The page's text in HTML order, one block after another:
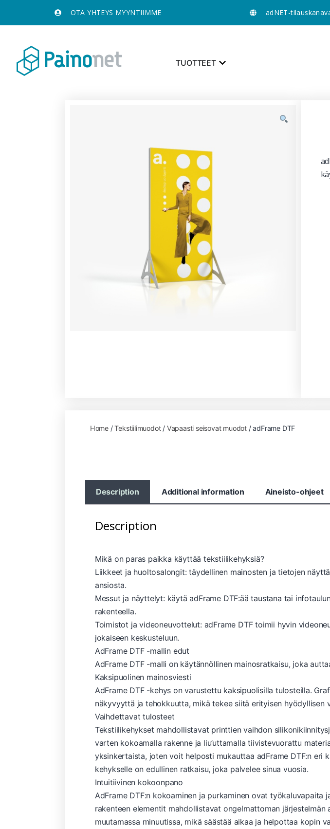
OTA YHTEYS MYYNTIIMME adNET-
TUOTTEET
Home/Tekstiilimuodot/ Vapaasti seisovat muodot/ adFrame DTF
Description Additional information Aineisto-ohjeet
Description
Mikä on paras paikka käyttää tekstiilikehyksiä?
Liikkeet ja huoltosalongit: täydellinen mainosten ja tietojen
ansiosta.
Messut ja näyttelyt: käytä adFrame DTF:ää taustana tai
rakenteella.
Toimistot ja videoneuvottelut: adFrame DTF toimii hyvin
jokaiseen keskusteluun.
AdFrame DTF -mallin edut
AdFrame DTF -malli on käytännöllinen mainosratkaisu, joka
Kaksipuolinen mainosviesti
AdFrame DTF -kehys on varustettu kaksipuolisilla tulosteilla.
näkyvyyttä ja tehokkuutta, mikä tekee siitä erityisen hyödyllisen
Vaihdettavat tulosteet
Tekstiilikehykset mahdollistavat printtien vaihdon
varten kokoamalla rakenne ja liu’uttamalla tiivistevuorattu
yksinkertaista, joten voit helposti mukauttaa adFrame DTF:n eri
kehykselle on edullinen ratkaisu, joka palvelee sinua vuosia.
Intuitiivinen kokoonpano
AdFrame DTF:n kokoaminen ja purkaminen ovat
rakenteen elementit mahdollistavat ongelmattoman
muutamassa minuutissa, mikä säästää aikaa ja helpottaa kopin